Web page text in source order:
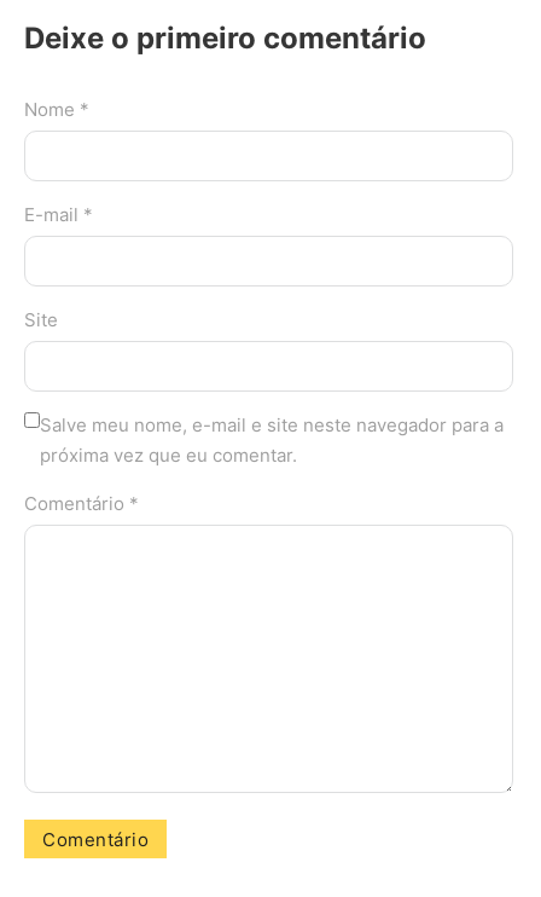
Deixe o primeiro comentário
Nome *
E-mail *
Site
Salve meu nome, e-mail e site neste navegador para a
próxima vez que eu comentar.
Comentário *